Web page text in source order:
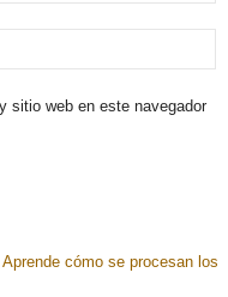
sitio web en este navegador
Aprende cómo se procesan los